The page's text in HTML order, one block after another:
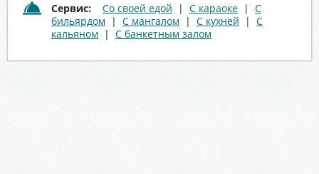
Сервис: Со своей едой | С караоке | С
бильярдом | С мангалом | С кухней | С
кальяном | С банкетным залом